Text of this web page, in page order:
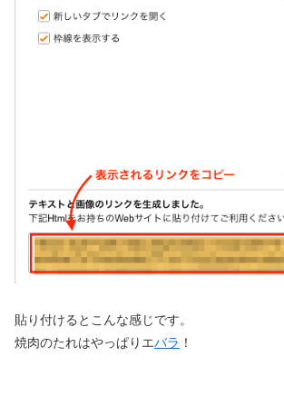
貼り付けるとこんな感じです。
焼肉のたれはやっぱりエバラ ！